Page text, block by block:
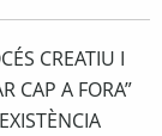
CREATIU I
CAP A FORA”